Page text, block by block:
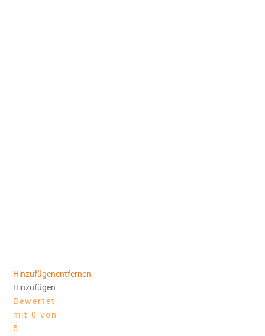
Hinzufügenentfernen
Hinzufügen
Bewertet
mit 0 von
5